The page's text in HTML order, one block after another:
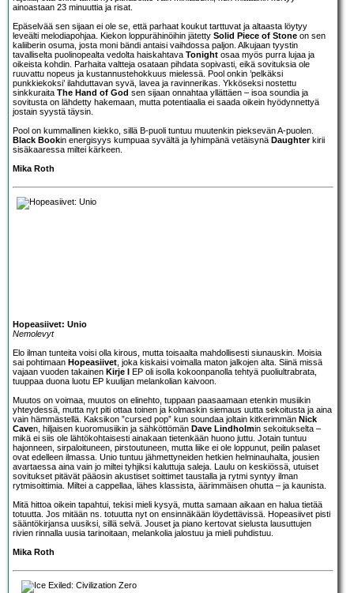
ainoastaan 23 minuuttia ja risat.
Epäselvää sen sijaan ei ole se, että parhaat koukut tarttuvat ja altaasta löytyy
leveälti melodiapohjaa. Kiekon loppurähinöihin jätetty Solid Piece of Stone on sen
kaliiberin osuma, josta moni bändi antaisi vaihdossa paljon. Alkujaan tyystin
tavalliselta puolinopealta vedolta haiskahtava Tonight osaa myös purra lujaa ja
oikeista kohdin. Parhaita valtteja osataan pihdata sopivasti, eikä sovituksia ole
ruuvattu nopeus ja kustannustehokkuus mielessä. Pool onkin ’pelkäksi
punkkiekoksi’ ilahduttavan syvä, lavea ja ravinnerikas. Ykköseksi nostettu
sinkkuraita The Hand of God sen sijaan onnahtaa yllättäen – isoa soundia ja
sovitusta on lähdetty hakemaan, mutta potentiaalia ei saada oikein hyödynnettyä
jostain syystä täysin.
Pool on kummallinen kiekko, sillä B-puoli tuntuu muutenkin pieksevän A-puolen.
Black Bookin energisyys kumpuaa syvältä ja lyhimpänä vetäisynä Daughterkirii
sisäkaaressa miltei kärkeen.
Mika Roth
Hopeasiivet: Unio
Nemolevyt
Elo ilman tunteita voisi olla kirous, mutta toisaalta mahdollisesti siunauskin. Moisia
sai pohtimaan Hopeasiivet , joka kiskaisi voimalla maton jalkojen alta. Siinä missä
vajaan vuoden takainen Kirje I EP oli isolla kokoonpanolla tehtyä puoliultrabrata,
tuuppaa duona luotu EP kuulijan melankolian kaivoon.
Muutos on voimaa, muutos on elinehto, tuppaan paasaamaan etenkin musiikin
yhteydessä, mutta nyt piti ottaa toinen ja kolmaskin siemaus uutta sekoitusta ja aina
vain hämmästellä. Kaksikon ”cursed pop” kun soundaa joltain kitkerimmän Nick
Caven, hiljaisen kuoromusiikin ja sähköttömän Dave Lindholmin sekoitukselta –
mikä ei siis ole lähtökohtaisesti ainakaan tietenkään huono juttu. Jotain tuntuu
hajonneen, sirpaloituneen, pirstoutuneen, mutta liike ei ole loppunut, peilin palaset
ovat edelleen ilmassa. Unio tuntuu jähmettyneiden hetkien helminauhalta, jousien
avartaessa aina vain jo miltei tyhjiksi kaluttuja saleja. Laulu on keskiössä, utuiset
sovitukset pitävät pääosin akustiset soittimet taustalla ja rytmi syntyy ilman
rytmisoittimia. Miltei a cappellaa, lähes klassista, äärimmäisen ohutta – ja kaunista.
Mitä hittoa oikein tapahtui, tekisi mieli kysyä, mutta samaan aikaan en halua tietää
totuutta. Jos mitään ns. totuutta nyt on ensinnäkään löydettävissä. Hopeasiivet pisti
sääntökirjansa uusiksi, sillä selvä. Jouset ja piano kertovat sielusta lausuttujen
rivien rinnalla uusia tarinoitaan, melankolia jalostuu ja mieli puhdistuu.
Mika Roth